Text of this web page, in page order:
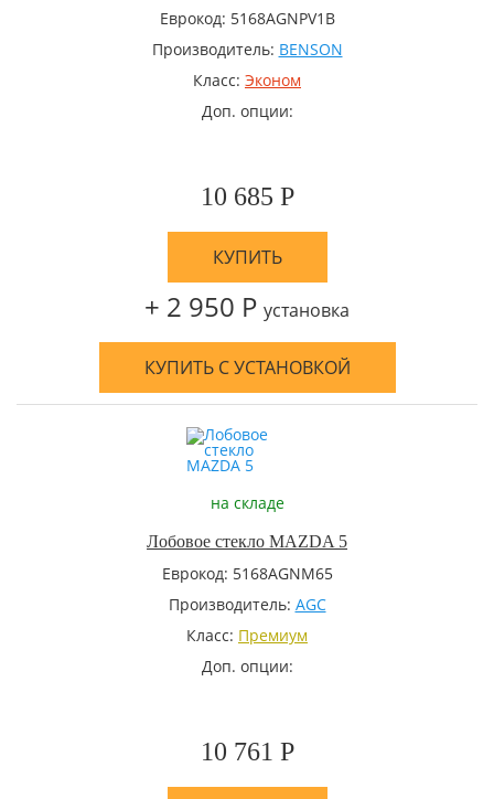
Еврокод: 5168AGNPV1B
Производитель: BENSON
Класс: Эконом
Доп. опции:
10 685 Р
КУПИТЬ
+ 2 950 Р установка
КУПИТЬ С УСТАНОВКОЙ
на складе
Лобовое стекло MAZDA 5
Еврокод: 5168AGNM65
Производитель: AGC
Класс: Премиум
Доп. опции:
10 761 Р